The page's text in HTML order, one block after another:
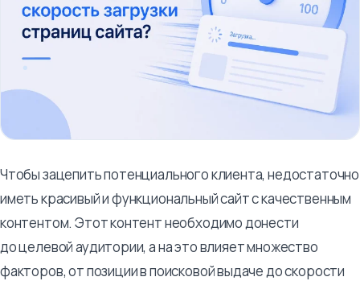
Чтобы зацепить потенциального клиента, недостаточно
иметь красивый и функциональный сайт с качественным
контентом. Этот контент необходимо донести
до целевой аудитории, а на это влияет множество
факторов, от позиции в поисковой выдаче до скорости